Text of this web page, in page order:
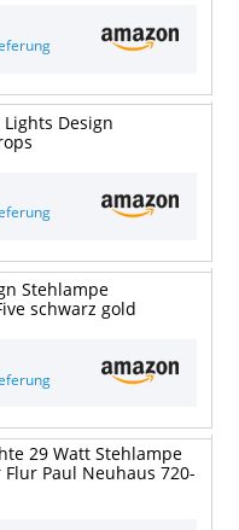
Design
Stehlampe
schwarz gold
29 Watt Stehlampe
Paul Neuhaus 720-